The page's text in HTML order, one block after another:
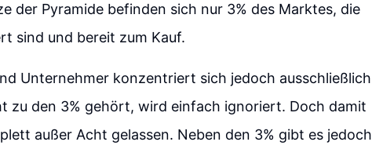
der Pyramide befinden sich nur 3% des Marktes, die
sind und bereit zum Kauf.
Unternehmer konzentriert sich jedoch ausschließlich
zu den 3% gehört, wird einfach ignoriert. Doch damit
außer Acht gelassen. Neben den 3% gibt es jedoch